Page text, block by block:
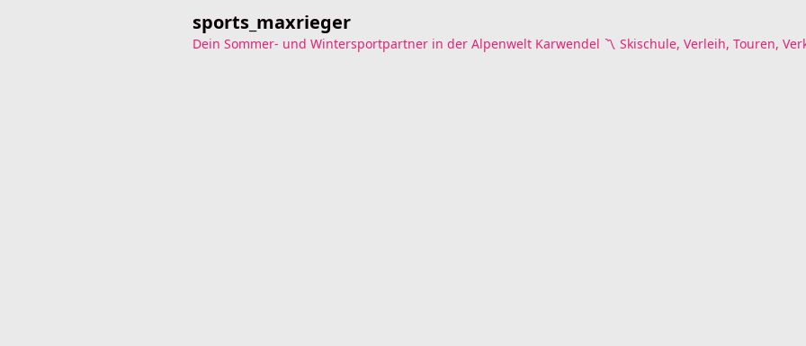
sports_maxrieger
Dein Sommer- und Wintersportpartner in der Alpenwelt Karwendel 〽️ Skischule, Verleih, Touren,